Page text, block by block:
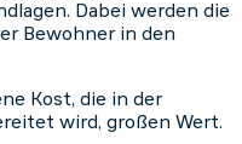
Dabei werden die
Bewohner in den
Kost, die in der
wird, großen Wert.